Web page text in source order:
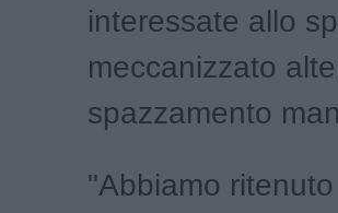
interessate allo
meccanizzato
spazzamento
"Abbiamo